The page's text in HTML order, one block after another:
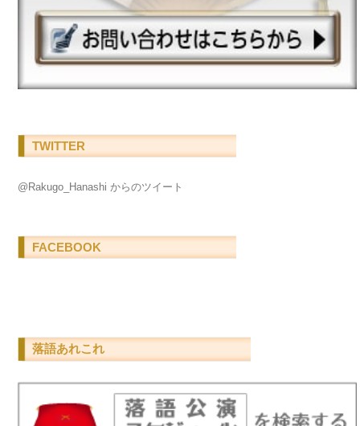
TWITTER
@Rakugo_Hanashi からのツイート
FACEBOOK
落語あれこれ